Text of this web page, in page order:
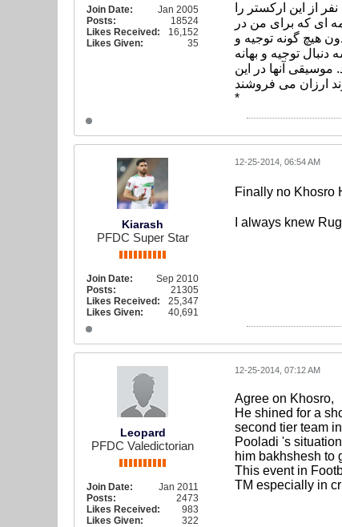
Join Date:
Jan 2005
Posts:
18524
Likes Received:
16,152
Likes Given:
35
از این ارکستر را
ای که برای من در
هیچ گونه توجیه و
توجیه و بهانه
آنها در این
*
Kiarash
PFDC Super Star
Join Date:
Sep 2010
Posts:
21305
Likes Received:
25,347
Likes Given:
40,691
12-25-2014, 06:54 AM
Finally no Khosro
I always knew
Leopard
PFDC Valedictorian
Join Date:
Jan 2011
Posts:
2473
Likes Received:
983
Likes Given:
322
12-25-2014, 07:12 AM
Agree on Khosro,
He shined for a
second tier team
Pooladi 's
him bakhshesh to
This event in
TM especially in